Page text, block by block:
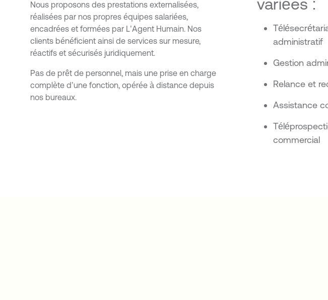
Nous proposons des prestations externalisées,
réalisées par nos propres équipes salariées,
encadrées et formées par L’Agent Humain. Nos
clients bénéficient ainsi de services sur mesure,
réactifs et sécurisés juridiquement.
Pas de prêt de personnel, mais une prise en charge
complète d’une fonction, opérée à distance depuis
nos bureaux.
administratif
Gestion
Relance et
Assistance
commercial